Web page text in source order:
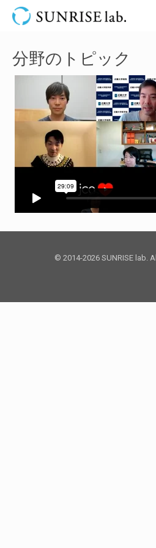
分野のトピック
© 2014-2026 SUNRISE lab.